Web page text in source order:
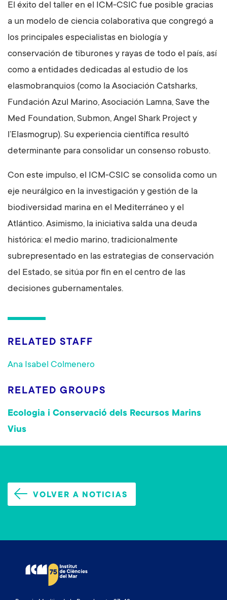
El éxito del taller en el ICM-CSIC fue posible gracias
a un modelo de ciencia colaborativa que congregó a
los principales especialistas en biología y
conservación de tiburones y rayas de todo el país, así
como a entidades dedicadas al estudio de los
elasmobranquios (como la Asociación Catsharks,
Fundación Azul Marino, Asociación Lamna, Save the
Med Foundation, Submon, Angel Shark Project y
l’Elasmogrup). Su experiencia científica resultó
determinante para consolidar un consenso robusto.
Con este impulso, el ICM-CSIC se consolida como un
eje neurálgico en la investigación y gestión de la
biodiversidad marina en el Mediterráneo y el
Atlántico. Asimismo, la iniciativa salda una deuda
histórica: el medio marino, tradicionalmente
subrepresentado en las estrategias de conservación
del Estado, se sitúa por fin en el centro de las
decisiones gubernamentales.
RELATED STAFF
Ana Isabel Colmenero
RELATED GROUPS
Ecologia i Conservació dels Recursos Marins
Vius
VOLVER A NOTICIAS